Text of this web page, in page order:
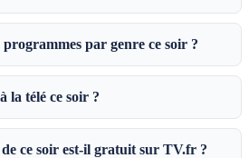
par genre ce soir ?
la télé ce soir ?
ce soir est-il gratuit sur TV.fr ?